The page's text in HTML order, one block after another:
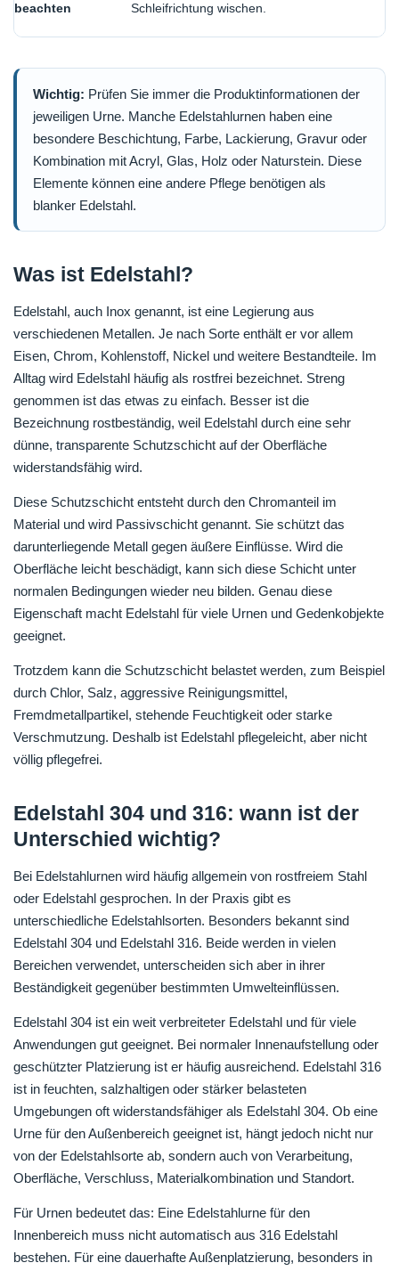
beachten
Schleifrichtung wischen.
Wichtig: Prüfen Sie immer die Produktinformationen der
jeweiligen Urne. Manche Edelstahlurnen haben eine
besondere Beschichtung, Farbe, Lackierung, Gravur oder
Kombination mit Acryl, Glas, Holz oder Naturstein. Diese
Elemente können eine andere Pflege benötigen als
blanker Edelstahl.
Was ist Edelstahl?
Edelstahl, auch Inox genannt, ist eine Legierung aus
verschiedenen Metallen. Je nach Sorte enthält er vor allem
Eisen, Chrom, Kohlenstoff, Nickel und weitere Bestandteile. Im
Alltag wird Edelstahl häufig als rostfrei bezeichnet. Streng
genommen ist das etwas zu einfach. Besser ist die
Bezeichnung rostbeständig, weil Edelstahl durch eine sehr
dünne, transparente Schutzschicht auf der Oberfläche
widerstandsfähig wird.
Diese Schutzschicht entsteht durch den Chromanteil im
Material und wird Passivschicht genannt. Sie schützt das
darunterliegende Metall gegen äußere Einflüsse. Wird die
Oberfläche leicht beschädigt, kann sich diese Schicht unter
normalen Bedingungen wieder neu bilden. Genau diese
Eigenschaft macht Edelstahl für viele Urnen und Gedenkobjekte
geeignet.
Trotzdem kann die Schutzschicht belastet werden, zum Beispiel
durch Chlor, Salz, aggressive Reinigungsmittel,
Fremdmetallpartikel, stehende Feuchtigkeit oder starke
Verschmutzung. Deshalb ist Edelstahl pflegeleicht, aber nicht
völlig pflegefrei.
Edelstahl 304 und 316: wann ist der
Unterschied wichtig?
Bei Edelstahlurnen wird häufig allgemein von rostfreiem Stahl
oder Edelstahl gesprochen. In der Praxis gibt es
unterschiedliche Edelstahlsorten. Besonders bekannt sind
Edelstahl 304 und Edelstahl 316. Beide werden in vielen
Bereichen verwendet, unterscheiden sich aber in ihrer
Beständigkeit gegenüber bestimmten Umwelteinflüssen.
Edelstahl 304 ist ein weit verbreiteter Edelstahl und für viele
Anwendungen gut geeignet. Bei normaler Innenaufstellung oder
geschützter Platzierung ist er häufig ausreichend. Edelstahl 316
ist in feuchten, salzhaltigen oder stärker belasteten
Umgebungen oft widerstandsfähiger als Edelstahl 304. Ob eine
Urne für den Außenbereich geeignet ist, hängt jedoch nicht nur
von der Edelstahlsorte ab, sondern auch von Verarbeitung,
Oberfläche, Verschluss, Materialkombination und Standort.
Für Urnen bedeutet das: Eine Edelstahlurne für den
Innenbereich muss nicht automatisch aus 316 Edelstahl
bestehen. Für eine dauerhafte Außenplatzierung, besonders in